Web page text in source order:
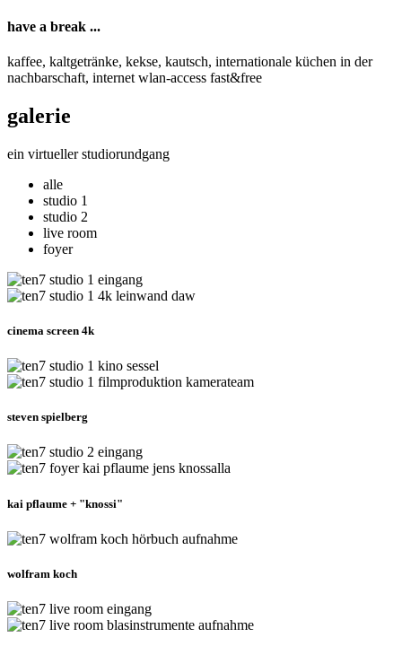
have a break ...
kaffee, kaltgetränke, kekse, kautsch, internationale küchen in der
nachbarschaft, internet wlan-access fast&free
galerie
ein virtueller studiorundgang
alle
studio 1
studio 2
live room
foyer
cinema screen 4k
steven spielberg
kai pflaume + "knossi"
wolfram koch